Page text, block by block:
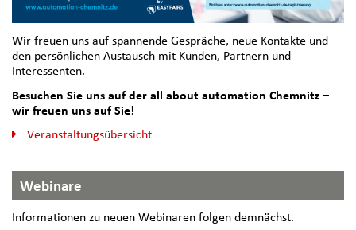
Wir freuen uns auf spannende Gespräche, neue Kontakte und
den persönlichen Austausch mit Kunden, Partnern und
Interessenten.
Besuchen Sie uns auf der all about automation Chemnitz –
wir freuen uns auf Sie!
Veranstaltungsübersicht
Webinare
Informationen zu neuen Webinaren folgen demnächst.